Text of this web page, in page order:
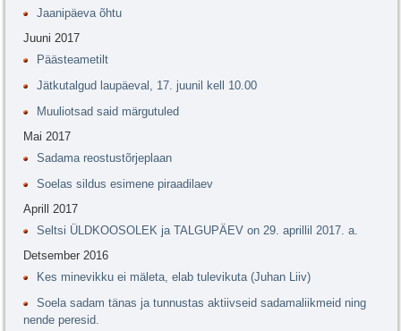
Jaanipäeva õhtu
Juuni 2017
Päästeametilt
Jätkutalgud laupäeval, 17. juunil kell 10.00
Muuliotsad said märgutuled
Mai 2017
Sadama reostustõrjeplaan
Soelas sildus esimene piraadilaev
Aprill 2017
Seltsi ÜLDKOOSOLEK ja TALGUPÄEV on 29. aprillil 2017. a.
Detsember 2016
Kes minevikku ei mäleta, elab tulevikuta (Juhan Liiv)
Soela sadam tänas ja tunnustas aktiivseid sadamaliikmeid ning
nende peresid.